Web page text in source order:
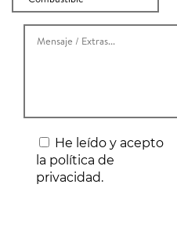
He leído y acepto
la política de
privacidad.